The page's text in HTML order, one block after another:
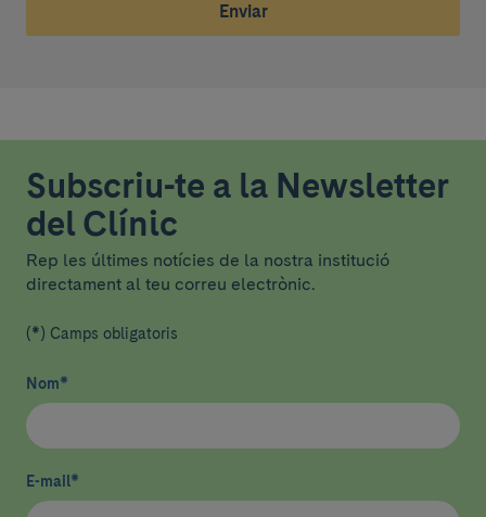
Enviar
Subscriu-te a la Newsletter
del Clínic
Rep les últimes notícies de la nostra institució
directament al teu correu electrònic.
(*) Camps obligatoris
Nom*
E-mail*